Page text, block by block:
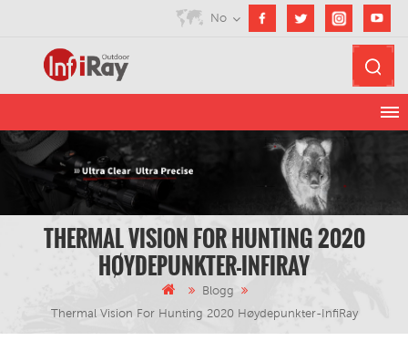
No
THERMAL VISION FOR HUNTING 2020
HØYDEPUNKTER-INFIRAY
Blogg
Thermal Vision For Hunting 2020 Høydepunkter-InfiRay